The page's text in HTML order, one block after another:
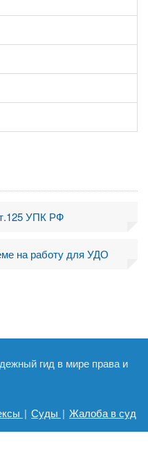
УПК РФ
на работу для УДО
гид в мире права и
| Суды | Жалоба в суд